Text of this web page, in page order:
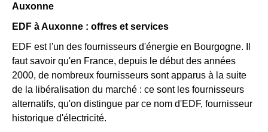
Auxonne
EDF à Auxonne : offres et services
EDF est l'un des fournisseurs d'énergie en Bourgogne. Il
faut savoir qu'en France, depuis le début des années
2000, de nombreux fournisseurs sont apparus à la suite
de la libéralisation du marché : ce sont les fournisseurs
alternatifs, qu'on distingue par ce nom d'EDF, fournisseur
historique d'électricité.